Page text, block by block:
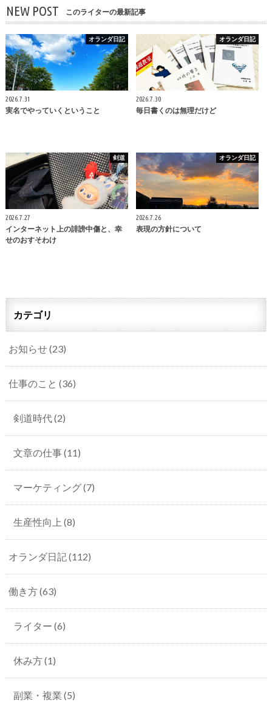
NEW POST このライターの最新記事
オランダ日記
2026.7.31
実名でやっていくということ
オランダ日記
2026.7.30
毎日書くのは無理だけど
剣道
2026.7.27
インターネット上の誹謗中傷と、幸
せのおすそわけ
オランダ日記
2026.7.26
表現の方針について
カテゴリ
お知らせ(23)
仕事のこと (36)
剣道時代(2)
文章の仕事(11)
マーケティング(7)
生産性向上 (8)
オランダ日記(112)
働き方(63)
ライター (6)
休み方(1)
副業・複業 (5)